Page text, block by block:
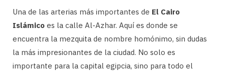
Una de las arterias más importantes de El Cairo
Islámico es la calle Al-Azhar. Aquí es donde se
encuentra la mezquita de nombre homónimo, sin dudas
la más impresionantes de la ciudad. No solo es
importante para la capital egipcia, sino para todo el